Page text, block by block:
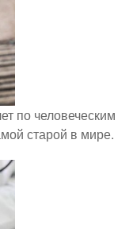
по человеческим
старой в мире.